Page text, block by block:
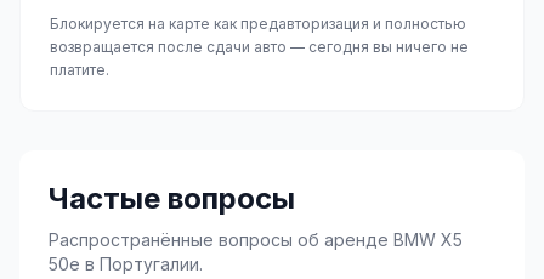
Блокируется на карте как предавторизация и полностью
возвращается после сдачи авто — сегодня вы ничего не
платите.
Частые вопросы
Распространённые вопросы об аренде BMW X5
50e в Португалии.